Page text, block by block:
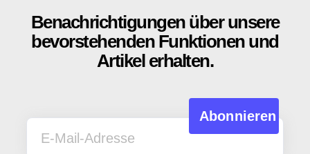
Benachrichtigungen über unsere
bevorstehenden Funktionen und
Artikel erhalten.